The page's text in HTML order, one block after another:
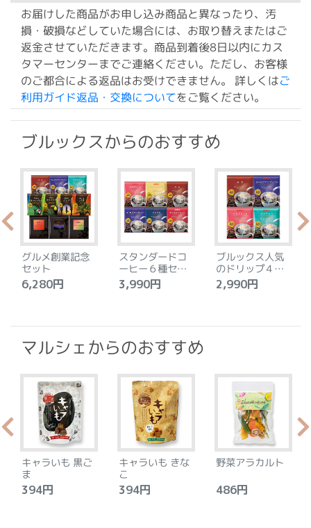
お届けした商品がお申し込み商品と異なったり、汚
損・破損などしていた場合には、お取り替えまたはご
返金させていただきます。商品到着後8日以内にカス
タマーセンターまでご連絡ください。ただし、お客様
のご都合による返品はお受けできません。 詳しくはご
利用ガイド返品・交換についてをご覧ください。
ブルックスからのおすすめ
グルメ創業記念
セット
6,280円
スタンダードコ
ーヒー６種セッ
ト
3,990円
ブルックス人気
のドリップ４種
セット
2,990円
マルシェからのおすすめ
キャラいも 黒ご
ま
394円
キャラいも きな
こ
394円
野菜アラカルト
486円